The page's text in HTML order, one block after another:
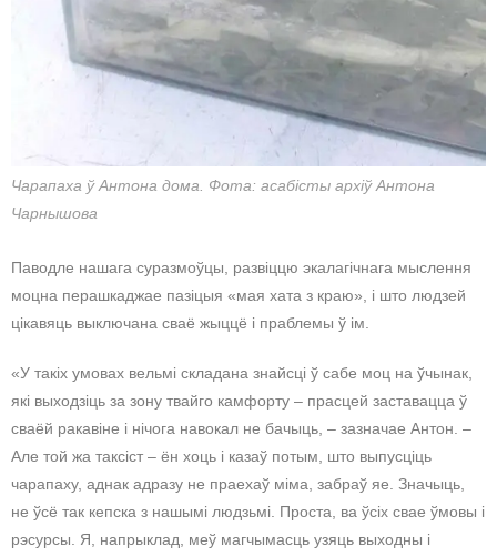
Чарапаха ў Антона дома. Фота: асабісты архіў Антона
Чарнышова
Паводле нашага суразмоўцы, развіццю экалагічнага мыслення
моцна перашкаджае пазіцыя «мая хата з краю», і што людзей
цікавяць выключана сваё жыццё і праблемы ў ім.
«У такіх умовах вельмі складана знайсці ў сабе моц на ўчынак,
які выходзіць за зону твайго камфорту – прасцей заставацца ў
сваёй ракавіне і нічога навокал не бачыць, – зазначае Антон. –
Але той жа таксіст – ён хоць і казаў потым, што выпусціць
чарапаху, аднак адразу не праехаў міма, забраў яе. Значыць,
не ўсё так кепска з нашымі людзьмі. Проста, ва ўсіх свае ўмовы і
рэсурсы. Я, напрыклад, меў магчымасць узяць выходны і